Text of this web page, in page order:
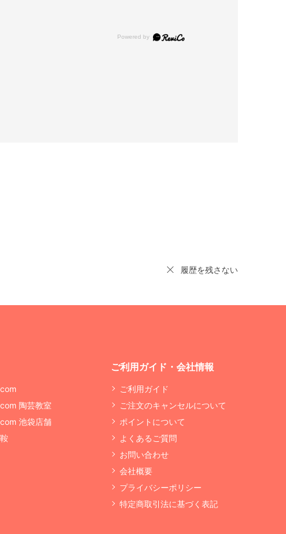
履歴を残さない
陶芸教室
池袋店舗
ご利用ガイド・会社情報
ご利用ガイド
ご注文のキャンセルについて
ポイントについて
よくあるご質問
お問い合わせ
会社概要
プライバシーポリシー
特定商取引法に基づく表記